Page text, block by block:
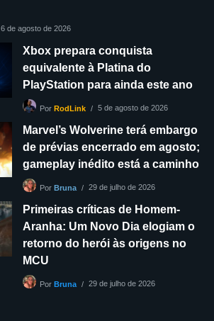
6 de agosto de 2026
Xbox prepara conquista
equivalente à Platina do
PlayStation para ainda este ano
PorRodLink 5 de agosto de 2026
Marvel’s Wolverine terá embargo
de prévias encerrado em agosto;
gameplay inédito está a caminho
PorBruna 29 de julho de 2026
Primeiras críticas de Homem-
Aranha: Um Novo Dia elogiam o
retorno do herói às origens no
MCU
PorBruna 29 de julho de 2026